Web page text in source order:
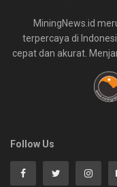
MiningNews.id
terpercaya di
cepat dan akurat.
Follow Us